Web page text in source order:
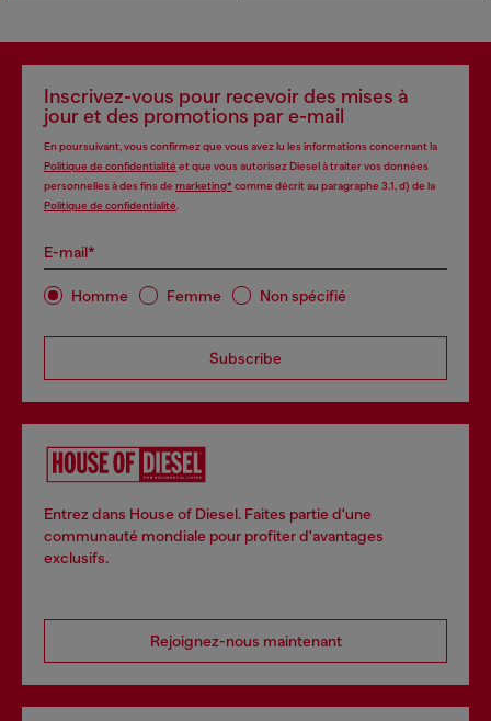
Inscrivez-vous pour recevoir des mises à
jour et des promotions par e-mail
En poursuivant, vous confirmez que vous avez lu les informations concernant la
Politique de confidentialité et que vous autorisez Diesel à traiter vos données
personnelles à des fins de marketing*comme décrit au paragraphe 3.1, d) de la
Politique de confidentialité
E-mail*
Homme Femme Non spécifié
Subscribe
Entrez dans House of Diesel. Faites partie d'une
communauté mondiale pour profiter d'avantages
exclusifs.
Rejoignez-nous maintenant